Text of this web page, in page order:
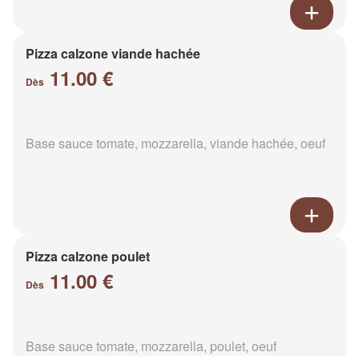
Pizza calzone viande hachée
Dès 11.00 €
Base sauce tomate, mozzarella, viande hachée, oeuf
Pizza calzone poulet
Dès 11.00 €
Base sauce tomate, mozzarella, poulet, oeuf